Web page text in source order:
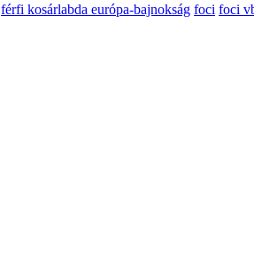
férfi kosárlabda európa-bajnokság foci foci